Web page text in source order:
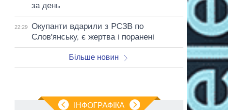
за день
22:29
Окупанти вдарили з РСЗВ по
Слов'янську, є жертва і поранені
Більше новин
ІНФОГРАФІКА